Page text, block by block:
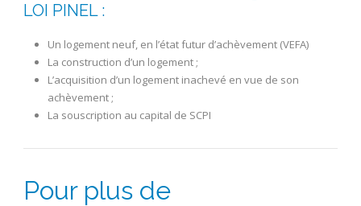
LOI PINEL :
Un logement neuf, en l’état futur d’achèvement (VEFA)
La construction d’un logement ;
L’acquisition d’un logement inachevé en vue de son
achèvement ;
La souscription au capital de SCPI
Pour plus de